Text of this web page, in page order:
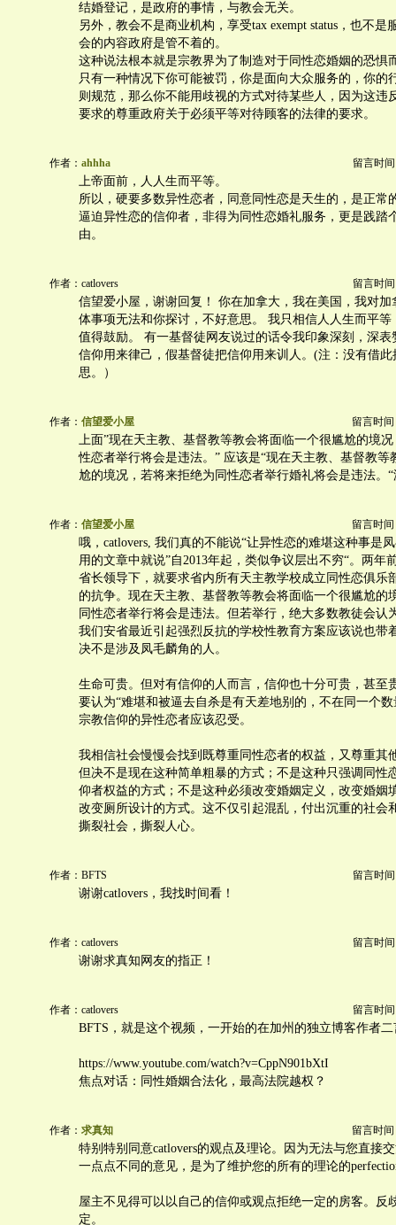
结婚登记，是政府的事情，与教会无关。
另外，教会不是商业机构，享受tax exempt status，也不是
会的内容政府是管不着的。
这种说法根本就是宗教界为了制造对于同性恋婚姻的恐惧
只有一种情况下你可能被罚，你是面向大众服务的，你的
则规范，那么你不能用歧视的方式对待某些人，因为这违
要求的尊重政府关于必须平等对待顾客的法律的要求。
作者： ahhha 留言时间
上帝面前，人人生而平等。
所以，硬要多数异性恋者，同意同性恋是天生的，是正常
逼迫异性恋的信仰者，非得为同性恋婚礼服务，更是践踏
由。
作者：catlovers 留言时间
信望爱小屋，谢谢回复！ 你在加拿大，我在美国，我对加
体事项无法和你探讨，不好意思。 我只相信人人生而平等
值得鼓励。 有一基督徒网友说过的话令我印象深刻，深表
信仰用来律己，假基督徒把信仰用来训人。(注：没有借
思。）
作者： 信望爱小屋 留言时间
上面”现在天主教、基督教等教会将面临一个很尴尬的境
性恋者举行将会是违法。” 应该是“现在天主教、基督教等
尬的境况，若将来拒绝为同性恋者举行婚礼将会是违法。“
作者： 信望爱小屋 留言时间
哦，catlovers, 我们真的不能说“让异性恋的难堪这种事是
用的文章中就说”自2013年起，类似争议层出不穷“。两年
省长领导下，就要求省内所有天主教学校成立同性恋俱乐
的抗争。现在天主教、基督教等教会将面临一个很尴尬的
同性恋者举行将会是违法。但若举行，绝大多数教徒会认
我们安省最近引起强烈反抗的学校性教育方案应该说也带
决不是涉及凤毛麟角的人。
生命可贵。但对有信仰的人而言，信仰也十分可贵，甚至
要认为“难堪和被逼去自杀是有天差地别的，不在同一个
宗教信仰的异性恋者应该忍受。
我相信社会慢慢会找到既尊重同性恋者的权益，又尊重其
但决不是现在这种简单粗暴的方式；不是这种只强调同性
仰者权益的方式；不是这种必须改变婚姻定义，改变婚姻
改变厕所设计的方式。这不仅引起混乱，付出沉重的社会
撕裂社会，撕裂人心。
作者：BFTS 留言时间
谢谢catlovers，我找时间看！
作者：catlovers 留言时间
谢谢求真知网友的指正！
作者：catlovers 留言时间
BFTS，就是这个视频，一开始的在加州的独立博客作者
https://www.youtube.com/watch?v=CppN901bXtI
焦点对话：同性婚姻合法化，最高法院越权？
作者： 求真知 留言时间
特别特别同意catlovers的观点及理论。因为无法与您直接
一点点不同的意见，是为了维护您的所有的理论的
屋主不见得可以以自己的信仰或观点拒绝一定的房客。反
定。